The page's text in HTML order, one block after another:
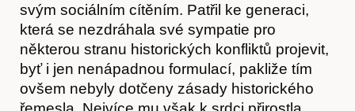
svým sociálním cítěním. Patřil ke generaci,
která se nezdráhala své sympatie pro
některou stranu historických konfliktů projevit,
byť i jen nenápadnou formulací, pakliže tím
ovšem nebyly dotčeny zásady historického